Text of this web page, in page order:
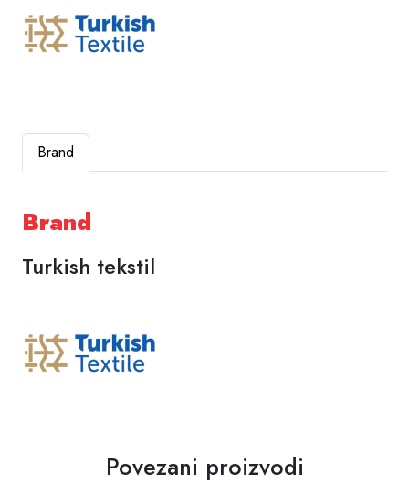
Brand
Brand
Turkish tekstil
Povezani proizvodi